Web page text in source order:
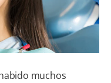
SUSCRÍBASE
muchos